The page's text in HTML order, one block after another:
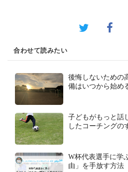
合わせて読みたい
後悔しないための
備はいつから始め
子どもがもっと話
したコーチングの
W杯代表選手に学
由」を手放す方法